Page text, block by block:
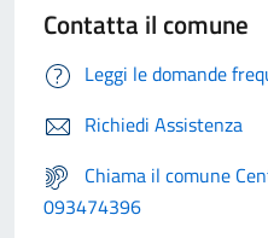
Contatta il comune
Leggi le domande
Richiedi Assistenza
Chiama il comune
093474396